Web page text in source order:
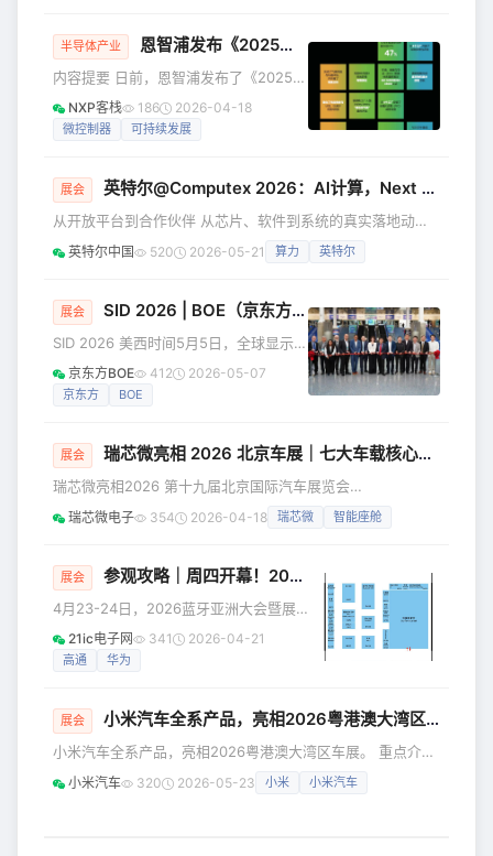
全
Ralph Koppitz, Heiko Laessig, Frank
Schulze, Yang Gang博士和Tony
Zhang一起，在未来三年内代表中德商
业界与相关机构和企业开
半导体产业 恩智浦发布《2025年企业 可持续发展报告》：
内容提要 日前，恩智浦发布了《2025年
企业可持续发展报告》，全面总结了
2025年恩智浦在环境、团队与治理方面
成立至今，恩智浦始终致力于在公司内
部及整个利益相关者群体中践行企业责
任与可持续发展。随着公司可持续发展
计划不断演进，我们聚焦两大优先事
作伙伴创造可持续价值的能力; 二是将这
NXP客栈 186 2026-04-18
微控制器 可持续发展
展会 英特尔@Computex 2026：AI计算，Next Level！
从开放平台到合作伙伴 从芯片、软件到系统的真实落地动能
英特尔勾勒AI计算生态的全面进展 在即将举办的
Computex2026上，英特尔将为观众呈现AI计算新时代的宏
前。 6月2日，英特尔CEO陈立武登台开讲。 话题涵盖：
● 从AI PC到边缘侧、数据中心再到云端，算力动能的全线释
放 ● 芯片创新、开放平台与深度生态协同形成合力，让客户
在部署和
英特尔中国 520 2026-05-21 算力 英特尔
展会 SID 2026 | BOE（京东方）携全球尖端首发新品亮相2026国际显示周 以技术跃迁、AI赋能与全球协同开启显示产业新征程
SID 2026 美西时间5月5日，全球显示产
业风向标级盛会——2026国际显示周
（SID Display Week 2026）展会在美
亮相这一顶级舞台，携三大技术品牌赋
能的三十余项“全球首发”“行业首创”前沿
成果重磅登场，行业首发率高达65%，
首发技术的产业化深度与行业引领性再
领、AI
京东方BOE 412 2026-05-07
京东方 BOE
展会 瑞芯微亮相 2026 北京车展｜七大车载核心方案齐亮相，诚邀莅临
瑞芯微亮相2026 第十九届北京国际汽车展览会
4 月 24 日 —5 月 3 日 北京・中国国际展览中心（顺义馆）
展位：B2 馆 B2D31 真车沉浸式体验，落地百款量产车型的
产的车载智能化解决方案 诚邀合作伙伴莅临交流。 七大车载
核心方向：精简务实，直击场景落地 围绕车载电子全场景需
求，打造智能座舱、AI 协处理器、车载音频、车载视觉、视
瑞芯微电子 354 2026-04-18 瑞芯微 智能座舱
展会 参观攻略｜周四开幕！2026蓝牙亚洲大会暨展览 & UPF测试大会 最后注册机会！
4月23-24日，2026蓝牙亚洲大会暨展
览（Bluetooth Asia 2026）将在深圳会
展中心（福田）5号馆启幕。作为蓝牙行
会者及50位行业演讲嘉宾。蓝牙技术联
盟高管将携手华为、Nordic、OPPO、
高通、vivo、小米等众多领先成员公司
代表，共同探讨蓝牙技术在下一代互联
21ic电子网 341 2026-04-21
高通 华为
展会 小米汽车全系产品，亮相2026粤港澳大湾区车展
小米汽车全系产品，亮相2026粤港澳大湾区车展。 重点介绍
YU7家族两款新品—YU7 标准版、YU7 GT 也将来到现场，
我们会在展台为大家重点讲解。 现场还有逛展礼品，欢迎来
小米汽车 320 2026-05-23 小米 小米汽车